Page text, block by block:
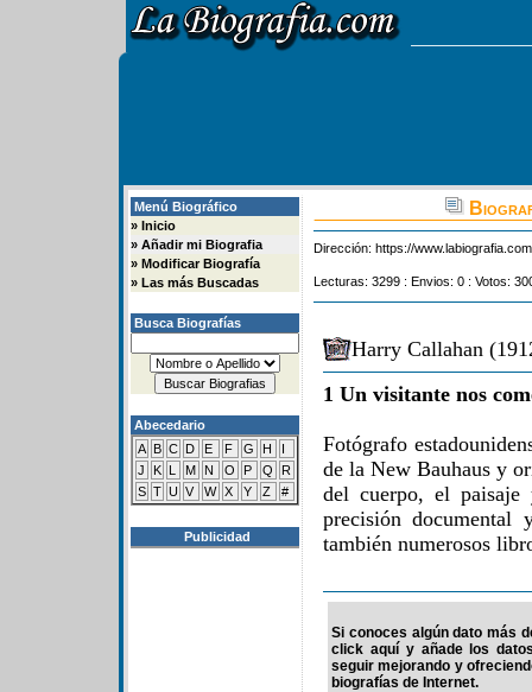
Menú Biográfico
» Inicio
» Añadir mi Biografia
» Modificar Biografía
» Las más Buscadas
Busca Biografías
Abecedario
A B C D E F G H
I
J
K L M N O P Q
R
S T U V W X Y Z #
Publicidad
Dirección: https://
Lecturas: 3299 : Envios: 0 : Votos:
Harry Callahan
1 Un visitante nos
Fotógrafo
de la New Bauhaus y
del cuerpo, el
precisión documental
también numerosos
Si conoces algún dato más
click aquí y añade los
seguir mejorando y
biografías de Internet.